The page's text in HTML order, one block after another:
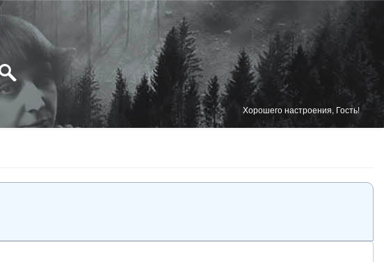
Хорошего настроения, Гость!